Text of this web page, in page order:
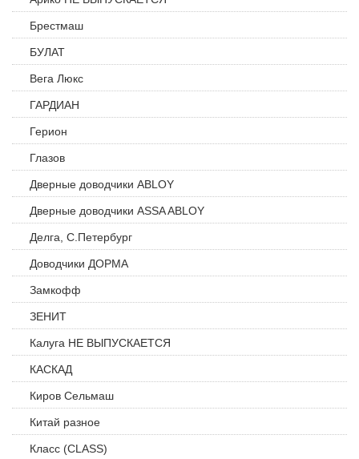
Брестмаш
БУЛАТ
Вега Люкс
ГАРДИАН
Герион
Глазов
Дверные доводчики ABLOY
Дверные доводчики ASSA ABLOY
Делга, С.Петербург
Доводчики ДОРМА
Замкофф
ЗЕНИТ
Калуга НЕ ВЫПУСКАЕТСЯ
КАСКАД
Киров Сельмаш
Китай разное
Класс (CLASS)